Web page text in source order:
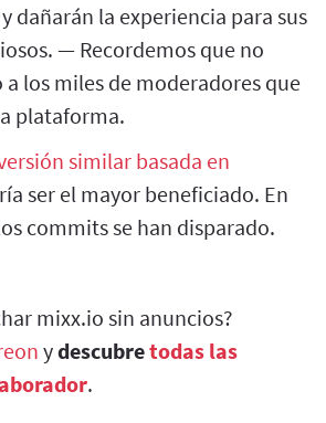
dañarán la experiencia para sus
— Recordemos que no
a los miles de moderadores que
plataforma.
similar basada en
ser el mayor beneficiado. En
commits se han disparado.
mixx.io sin anuncios?
ydescubretodas las
.